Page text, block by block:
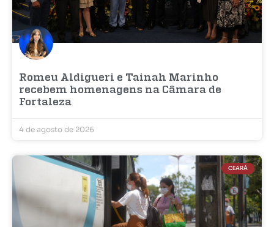
Romeu Aldigueri e Tainah Marinho
recebem homenagens na Câmara de
Fortaleza
4 de agosto de 2026
CEARÁ